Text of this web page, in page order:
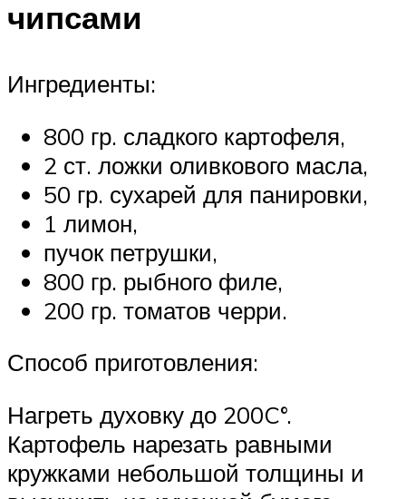
чипсами
Ингредиенты:
800 гр. сладкого картофеля,
2 ст. ложки оливкового масла,
50 гр. сухарей для панировки,
1 лимон,
пучок петрушки,
800 гр. рыбного филе,
200 гр. томатов черри.
Способ приготовления:
Нагреть духовку до 200C°.
Картофель нарезать равными
кружками небольшой толщины и